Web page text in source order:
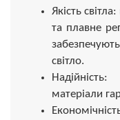
Якість
та плавне
світло.
матеріали